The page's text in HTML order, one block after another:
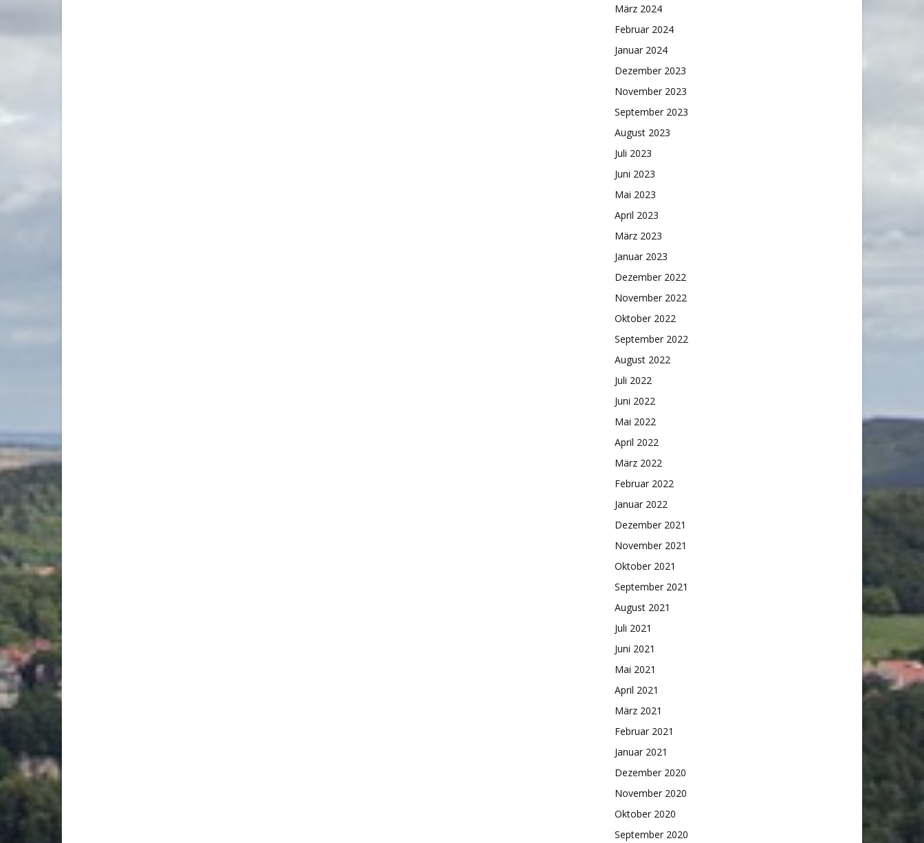
März 2024
Februar 2024
Januar 2024
Dezember 2023
November 2023
September 2023
August 2023
Juli 2023
Juni 2023
Mai 2023
April 2023
März 2023
Januar 2023
Dezember 2022
November 2022
Oktober 2022
September 2022
August 2022
Juli 2022
Juni 2022
Mai 2022
April 2022
März 2022
Februar 2022
Januar 2022
Dezember 2021
November 2021
Oktober 2021
September 2021
August 2021
Juli 2021
Juni 2021
Mai 2021
April 2021
März 2021
Februar 2021
Januar 2021
Dezember 2020
November 2020
Oktober 2020
September 2020